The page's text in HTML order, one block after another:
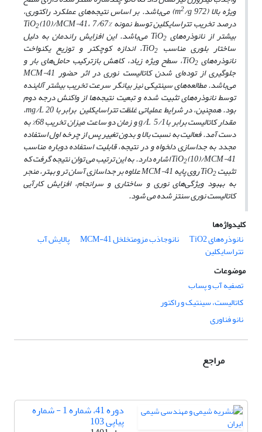
ویژه‌ بالا (m 2 /g 972) می‌باشد. بر اساس نتیجه‌های عملکرد راکتوری،
درصد تخریب تتراسایکلین توسط نمونه TiO 2(10)/MCM-41، 7/67%
بیشتر از نانوذره‌های TiO 2 می‌باشد. این افزایش راندمان به دلیل
ساختار بلوری مناسب TiO 2 ، اندازه کوچک­تر و توزیع یکنواخت
نانوذره‌های TiO2 ، سطح ویژه زیاد، کاهش بازترکیب حامل‌های بار و
جلوگیری از توده‌ای شدن کاتالیست نوری در اثر حضور MCM-41
می‌باشد. مطالعه‌های سینتیکی نیز بیانگر سرعت تخریب بیشتر آلاینده
توسط نانوذره‌های تثبیت شده و تبعیت نتیجه‌ها از واکنش درجه دوم
بود. همچنین، در شرایط عملیاتی غلظت تتراسایکلین برابر با mg/L 20،
مقدار کاتالیست برابر باg/L 5/1 و زمان دو ساعت میزان تخریب 68% به
دست آمد. فعالیت به نسبت بالا و بدون تغییر پس از چرخه اول استفاده
مجدد به جداسازی دلخواه و در نتیجه، قابلیت استفاده دوباره مناسب
TiO2 (10)/MCM-41 اشاره دارد. به این ترتیب می­ توان نتیجه گرفت که
تثبیت TiO2 روی پایه MCM-41 علاوه بر جداسازی آسان ­تر و بهتر، منجر
به بهبود ویژگی‌های نوری و ساختاری و سرانجام، افزایش کارآیی
کاتالیست نوری سنتز شده می­ شود.
کلیدواژه‌ها
نانوذره‌های TiO2
نانوجاذب مزومتخلخل MCM-41 پالایش آب
تتراسایکلین
موضوعات
تصفیه آب و پساب
کاتالیست، سینتیک و راکتور
نانو فناوری
مراجع
دوره 41، شماره 1 - شماره
پیاپی 103